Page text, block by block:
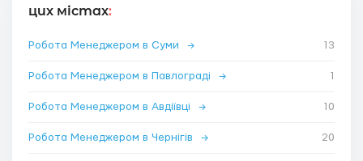
цих містах:
Робота Менеджером в Суми → 13
Робота Менеджером в Павлограді → 1
Робота Менеджером в Авдіївці → 10
Робота Менеджером в Чернігів → 20